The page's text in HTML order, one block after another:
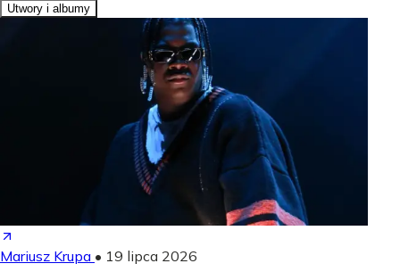
Utwory i albumy
Mariusz Krupa • 19 lipca 2026